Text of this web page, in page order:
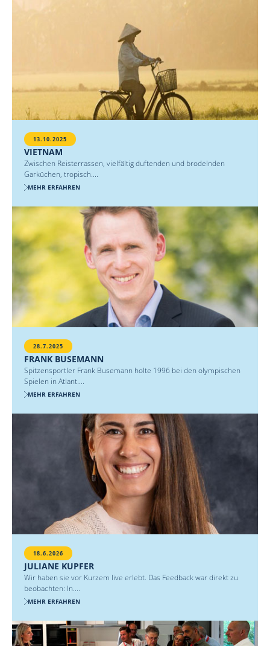
13.10.2025
VIETNAM
Zwischen Reisterrassen, vielfältig duftenden und brodelnden
Garküchen, tropisch....
MEHR ERFAHREN
28.7.2025
FRANK BUSEMANN
Spitzensportler Frank Busemann holte 1996 bei den olympischen
Spielen in Atlant....
MEHR ERFAHREN
18.6.2026
JULIANE KUPFER
Wir haben sie vor Kurzem live erlebt. Das Feedback war direkt zu
beobachten: In....
MEHR ERFAHREN